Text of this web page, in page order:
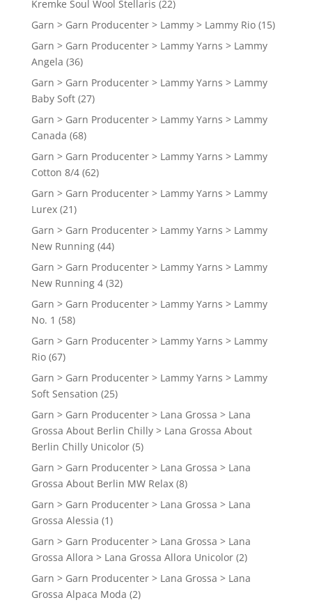
Kremke Soul Wool Stellaris (22)
Garn > Garn Producenter > Lammy > Lammy Rio (15)
Garn > Garn Producenter > Lammy Yarns > Lammy
Angela (36)
Garn > Garn Producenter > Lammy Yarns > Lammy
Baby Soft (27)
Garn > Garn Producenter > Lammy Yarns > Lammy
Canada (68)
Garn > Garn Producenter > Lammy Yarns > Lammy
Cotton 8/4 (62)
Garn > Garn Producenter > Lammy Yarns > Lammy
Lurex (21)
Garn > Garn Producenter > Lammy Yarns > Lammy
New Running (44)
Garn > Garn Producenter > Lammy Yarns > Lammy
New Running 4 (32)
Garn > Garn Producenter > Lammy Yarns > Lammy
No. 1 (58)
Garn > Garn Producenter > Lammy Yarns > Lammy
Rio (67)
Garn > Garn Producenter > Lammy Yarns > Lammy
Soft Sensation (25)
Garn > Garn Producenter > Lana Grossa > Lana
Grossa About Berlin Chilly > Lana Grossa About
Berlin Chilly Unicolor (5)
Garn > Garn Producenter > Lana Grossa > Lana
Grossa About Berlin MW Relax (8)
Garn > Garn Producenter > Lana Grossa > Lana
Grossa Alessia (1)
Garn > Garn Producenter > Lana Grossa > Lana
Grossa Allora > Lana Grossa Allora Unicolor (2)
Garn > Garn Producenter > Lana Grossa > Lana
Grossa Alpaca Moda (2)